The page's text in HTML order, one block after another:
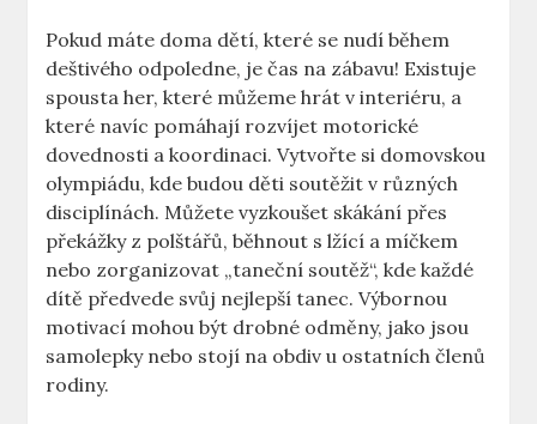
Pokud máte doma dětí, které se nudí během
deštivého odpoledne, je čas na zábavu! Existuje
spousta her, které můžeme hrát v interiéru, a
které navíc pomáhají rozvíjet motorické
dovednosti a koordinaci. Vytvořte si domovskou
olympiádu, kde budou děti soutěžit v různých
disciplínách. Můžete vyzkoušet skákání přes
překážky z polštářů, běhnout s lžící a míčkem
nebo zorganizovat „taneční soutěž“, kde každé
dítě předvede svůj nejlepší tanec. Výbornou
motivací mohou být drobné odměny, jako jsou
samolepky nebo stojí na obdiv u ostatních členů
rodiny.